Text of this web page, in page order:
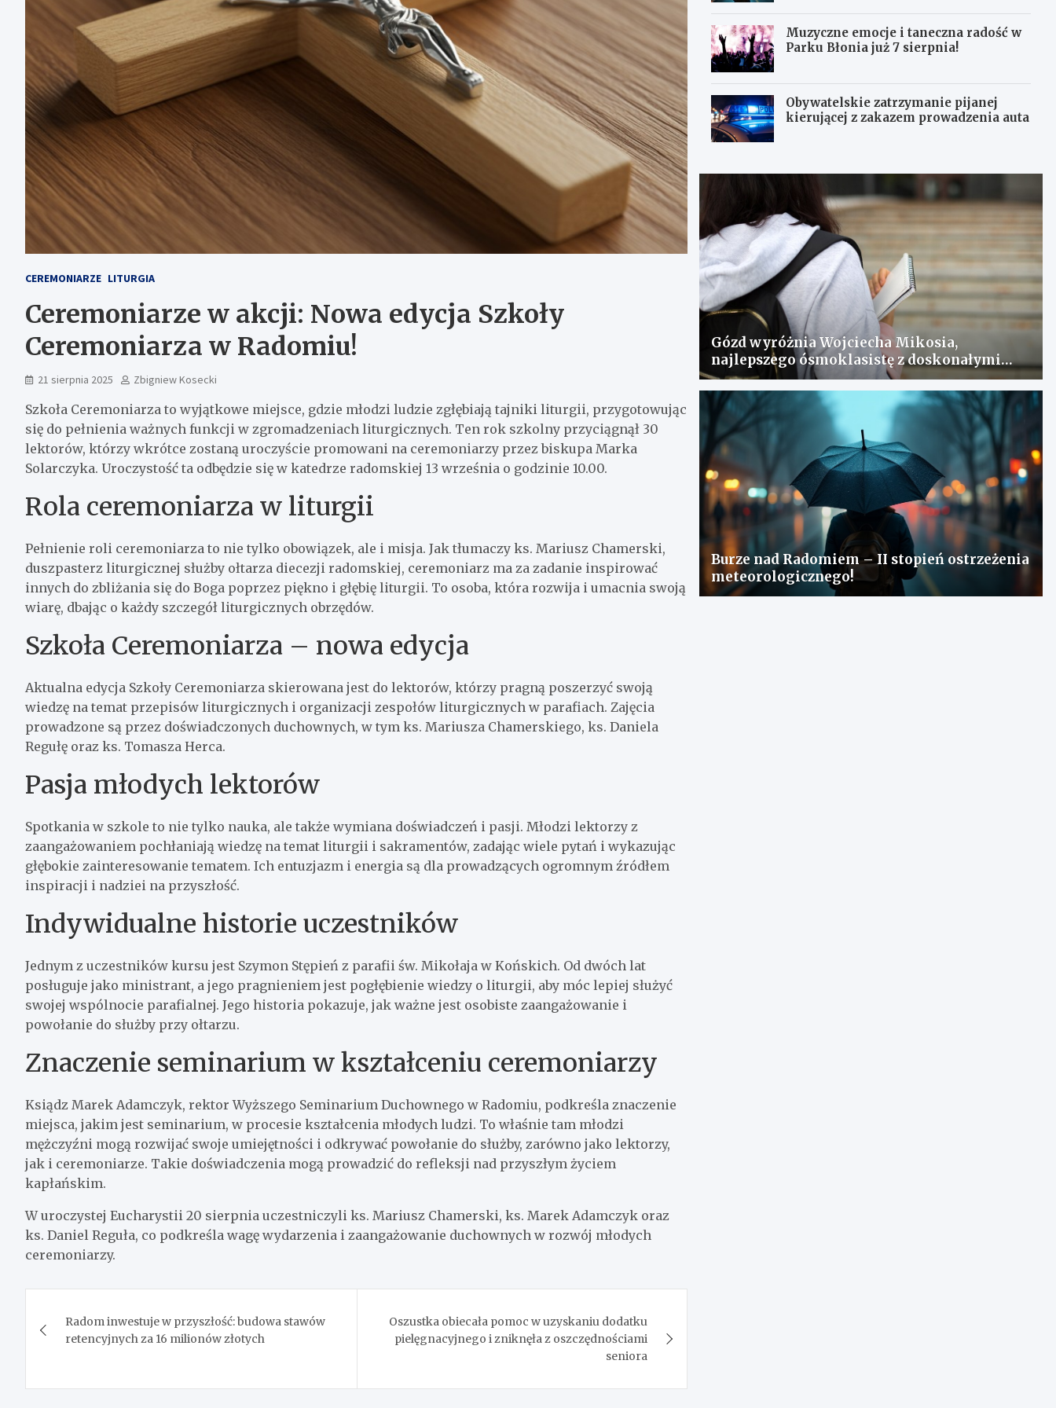
CEREMONIARZE LITURGIA
Ceremoniarze w akcji: Nowa edycja Szkoły
Ceremoniarza w Radomiu!
21 sierpnia 2025 Zbigniew Kosecki
Szkoła Ceremoniarza to wyjątkowe miejsce, gdzie młodzi ludzie zgłębiają tajniki liturgii, przygotowując
się do pełnienia ważnych funkcji w zgromadzeniach liturgicznych. Ten rok szkolny przyciągnął 30
lektorów, którzy wkrótce zostaną uroczyście promowani na ceremoniarzy przez biskupa Marka
Solarczyka. Uroczystość ta odbędzie się w katedrze radomskiej 13 września o godzinie 10.00.
Rola ceremoniarza w liturgii
Pełnienie roli ceremoniarza to nie tylko obowiązek, ale i misja. Jak tłumaczy ks. Mariusz Chamerski,
duszpasterz liturgicznej służby ołtarza diecezji radomskiej, ceremoniarz ma za zadanie inspirować
innych do zbliżania się do Boga poprzez piękno i głębię liturgii. To osoba, która rozwija i umacnia swoją
wiarę, dbając o każdy szczegół liturgicznych obrzędów.
Szkoła Ceremoniarza – nowa edycja
Aktualna edycja Szkoły Ceremoniarza skierowana jest do lektorów, którzy pragną poszerzyć swoją
wiedzę na temat przepisów liturgicznych i organizacji zespołów liturgicznych w parafiach. Zajęcia
prowadzone są przez doświadczonych duchownych, w tym ks. Mariusza Chamerskiego, ks. Daniela
Regułę oraz ks. Tomasza Herca.
Pasja młodych lektorów
Spotkania w szkole to nie tylko nauka, ale także wymiana doświadczeń i pasji. Młodzi lektorzy z
zaangażowaniem pochłaniają wiedzę na temat liturgii i sakramentów, zadając wiele pytań i wykazując
głębokie zainteresowanie tematem. Ich entuzjazm i energia są dla prowadzących ogromnym źródłem
inspiracji i nadziei na przyszłość.
Indywidualne historie uczestników
Jednym z uczestników kursu jest Szymon Stępień z parafii św. Mikołaja w Końskich. Od dwóch lat
posługuje jako ministrant, a jego pragnieniem jest pogłębienie wiedzy o liturgii, aby móc lepiej służyć
swojej wspólnocie parafialnej. Jego historia pokazuje, jak ważne jest osobiste zaangażowanie i
powołanie do służby przy ołtarzu.
Znaczenie seminarium w kształceniu ceremoniarzy
Ksiądz Marek Adamczyk, rektor Wyższego Seminarium Duchownego w Radomiu, podkreśla znaczenie
miejsca, jakim jest seminarium, w procesie kształcenia młodych ludzi. To właśnie tam młodzi
mężczyźni mogą rozwijać swoje umiejętności i odkrywać powołanie do służby, zarówno jako lektorzy,
jak i ceremoniarze. Takie doświadczenia mogą prowadzić do refleksji nad przyszłym życiem
kapłańskim.
W uroczystej Eucharystii 20 sierpnia uczestniczyli ks. Mariusz Chamerski, ks. Marek Adamczyk oraz
ks. Daniel Reguła, co podkreśla wagę wydarzenia i zaangażowanie duchownych w rozwój młodych
ceremoniarzy.
wpisu
Radom inwestuje w przyszłość: budowa stawów
retencyjnych za 16 milionów złotych
Oszustka obiecała pomoc w uzyskaniu dodatku
pielęgnacyjnego i zniknęła z oszczędnościami
seniora
Muzyczne emocje i taneczna radość w
Parku Błonia już 7 sierpnia!
Obywatelskie zatrzymanie pijanej
kierującej z zakazem prowadzenia auta
Gózd wyróżnia Wojciecha Mikosia,
najlepszego ósmoklasistę z doskonałymi
wynikami!
Burze nad Radomiem – II stopień ostrzeżenia
meteorologicznego!